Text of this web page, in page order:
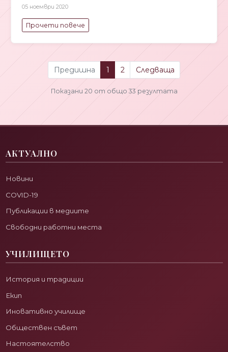
05 ноември 2020
Прочети повече
Предишна 1 2 Следваща
Показани 20 от общо 33 резултата
АКТУАЛНО
Новини
COVID-19
Публикации в медиите
Свободни работни места
УЧИЛИЩЕТО
История и традиции
Екип
Иновативно училище
Обществен съвет
Настоятелство